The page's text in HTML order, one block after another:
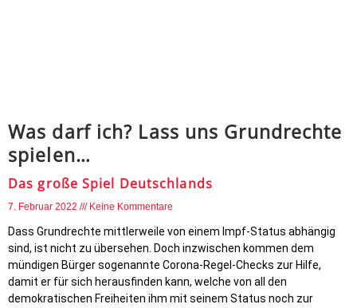
Was darf ich? Lass uns Grundrechte
spielen…
Das große Spiel Deutschlands
7. Februar 2022 Keine Kommentare
Dass Grundrechte mittlerweile von einem Impf-Status abhängig
sind, ist nicht zu übersehen. Doch inzwischen kommen dem
mündigen Bürger sogenannte Corona-Regel-Checks zur Hilfe,
damit er für sich herausfinden kann, welche von all den
demokratischen Freiheiten ihm mit seinem Status noch zur